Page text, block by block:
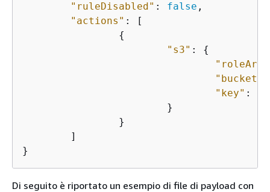
"ruleDisabled" : false ,
"actions" : [
{
"s3" : {
"roleArn"
"key" :
}
Di seguito è riportato un esempio di file di payload con